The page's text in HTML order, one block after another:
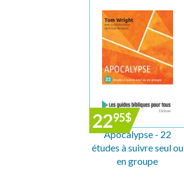
2295$
Apocalypse - 22
études à suivre seul ou
en groupe